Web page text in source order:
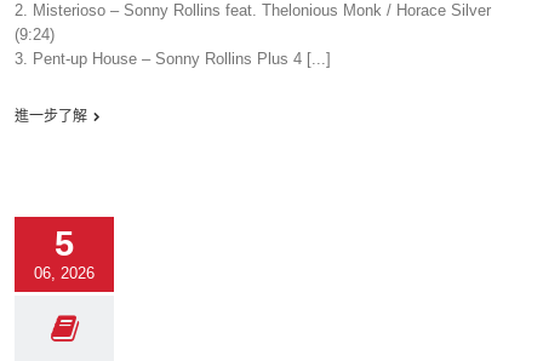
2. Misterioso – Sonny Rollins feat. Thelonious Monk / Horace Silver
(9:24)
3. Pent-up House – Sonny Rollins Plus 4 [...]
進一步了解
5
06, 2026